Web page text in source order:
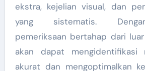
ekstra, kejelian visual, dan
yang sistematis.
pemeriksaan bertahap dari
akan dapat mengidentifikasi
akurat dan mengoptimalkan